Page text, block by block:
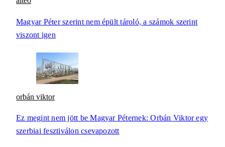
Magyar Péter szerint nem épült tároló, a számok szerint
viszont igen
orbán viktor
Ez megint nem jött be Magyar Péternek: Orbán Viktor egy
szerbiai fesztiválon csevapozott